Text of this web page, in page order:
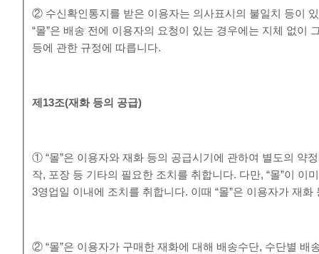
② 수신확인통지를 받은 이용자는 의사표시의 불일치 등이
“몰”은 배송 전에 이용자의 요청이 있는 경우에는 지체 없
등에 관한 규정에 따릅니다.
제 13조(재화 등의 공급)
① “몰”은 이용자와 재화 등의 공급시기에 관하여 별도의 약
작, 포장 등 기타의 필요한 조치를 취합니다. 다만, “몰”이
3영업일 이내에 조치를 취합니다. 이때 “몰”은 이용자가 재
② “몰”은 이용자가 구매한 재화에 대해 배송수단, 수단별 배